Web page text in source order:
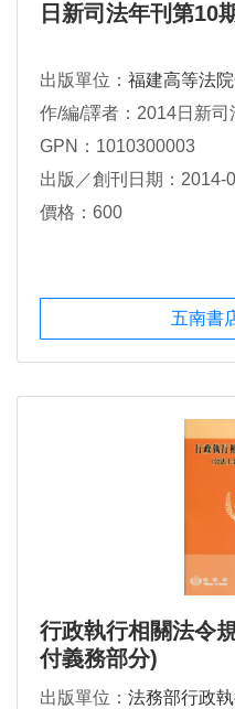
日新司法年刊第10
出版單位： 福建高等法
作/編/譯者：2014日新司
GPN：1010300003
出版／創刊日期：2014-
價格：600
五南書
行政執行相關法令
付義務部分)
出版單位： 法務部行政